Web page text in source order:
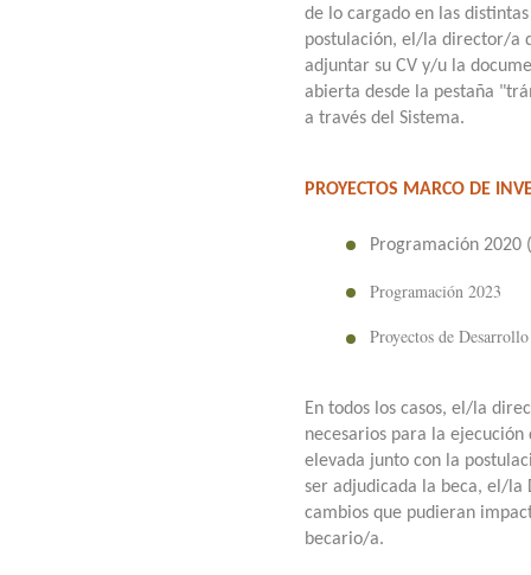
de lo cargado en las distintas
postulación, el/la director/a
adjuntar su CV y/u la
abierta desde la pestaña
a través del Sistema.
PROYECTOS MARCO DE
Programación 2020
Programación 2023
Proyectos de
En todos los casos, el/la
necesarios para la
elevada junto con la
ser adjudicada la beca, el/
cambios que pudieran
becario/a.